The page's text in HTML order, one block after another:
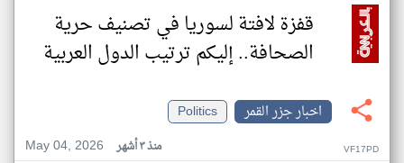
قفزة لافتة لسوريا في تصنيف حرية
الصحافة.. إليكم ترتيب الدول العربية
اخبار جزر القمر
Politics
May 04, 2026
منذ ٣ أشهر VF17PD